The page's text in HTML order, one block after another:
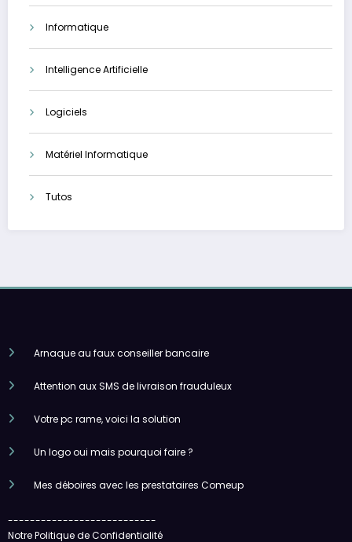
Informatique
Intelligence Artificielle
Logiciels
Matériel Informatique
Tutos
Arnaque au faux conseiller bancaire
Attention aux SMS de livraison frauduleux
Votre pc rame, voici la solution
Un logo oui mais pourquoi faire ?
Mes déboires avec les prestataires Comeup
---------------------------
Notre Politique de Confidentialité